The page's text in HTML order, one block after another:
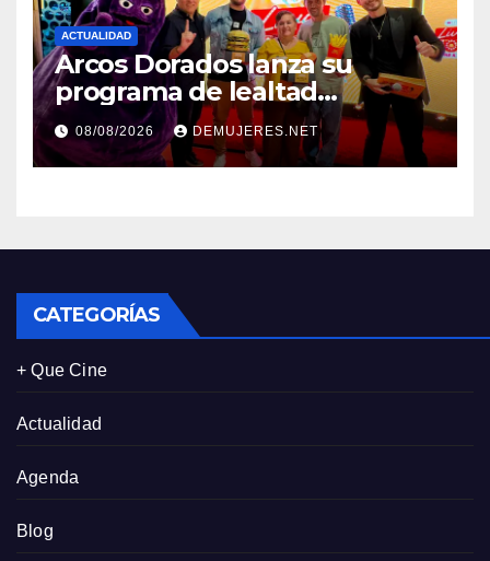
ACTUALIDAD
Arcos Dorados lanza su
programa de lealtad
‘MiMcDonald’s y reconoce a
tres de sus clientes más
leales de Panamá
08/08/2026 DEMUJERES.NET
CATEGORÍAS
+ Que Cine
Actualidad
Agenda
Blog